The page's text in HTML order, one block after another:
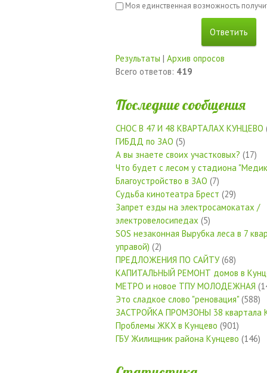
Моя единственная возможность
Результаты | Архив опросов
Всего ответов: 419
Последние сообщения
СНОС В 47 И 48 КВАРТАЛАХ КУНЦЕВО
ГИБДД по ЗАО (5)
А вы знаете своих участковых? (17)
Что будет с лесом у стадиона
Благоустройство в ЗАО (7)
Судьба кинотеатра Брест (29)
Запрет езды на электросамокатах /
электровелосипедах (5)
SOS незаконная Вырубка леса в 7
управой) (2)
ПРЕДЛОЖЕНИЯ ПО САЙТУ(68)
КАПИТАЛЬНЫЙ РЕМОНТ домов в
МЕТРО и новое ТПУ МОЛОДЕЖНАЯ
Это сладкое слово "реновация" (588)
ЗАСТРОЙКА ПРОМЗОНЫ 38 квартала
Проблемы ЖКХ в Кунцево (901)
ГБУ Жилищник района Кунцево (146)